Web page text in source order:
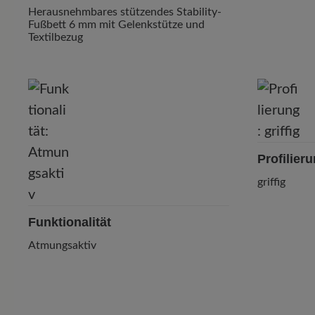
Herausnehmbares stützendes Stability-
Fußbett 6 mm mit Gelenkstütze und
Textilbezug
Funktionalität
Atmungsaktiv
griffig